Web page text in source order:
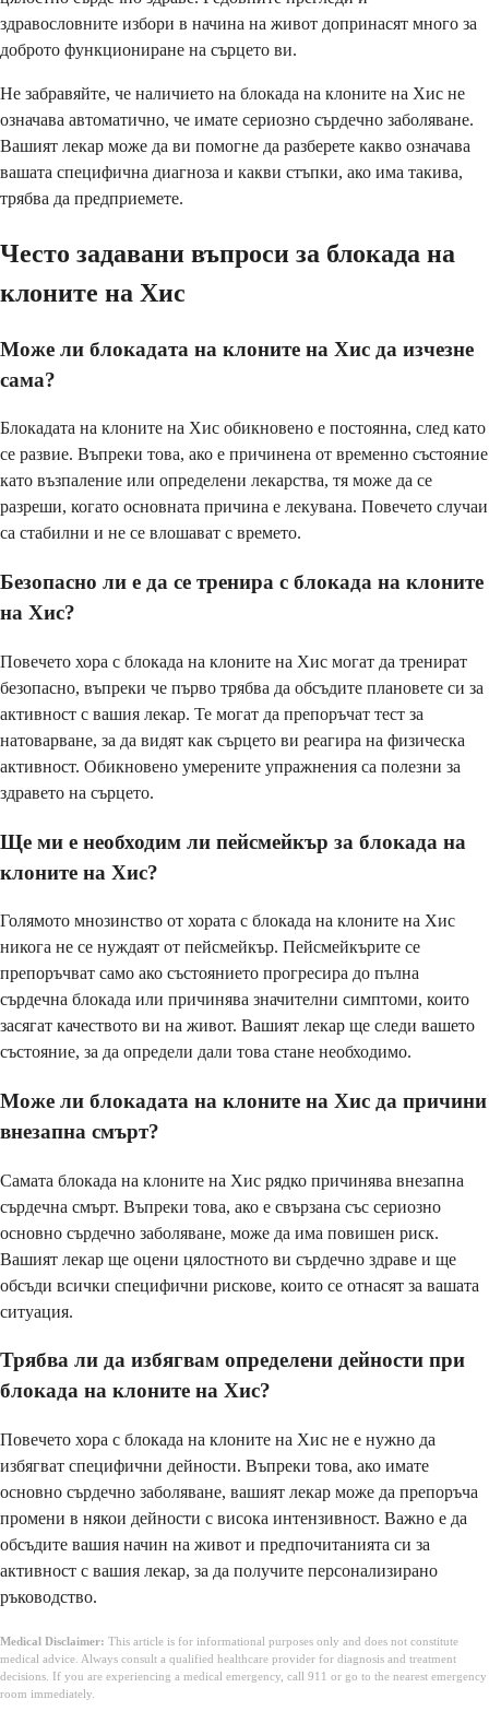
здравословните избори в начина на живот допринасят много за
доброто функциониране на сърцето ви.
Не забравяйте, че наличието на блокада на клоните на Хис не
означава автоматично, че имате сериозно сърдечно заболяване.
Вашият лекар може да ви помогне да разберете какво означава
вашата специфична диагноза и какви стъпки, ако има такива,
трябва да предприемете.
Често задавани въпроси за блокада на
клоните на Хис
Може ли блокадата на клоните на Хис да изчезне
сама?
Блокадата на клоните на Хис обикновено е постоянна, след като
се развие. Въпреки това, ако е причинена от временно състояние
като възпаление или определени лекарства, тя може да се
разреши, когато основната причина е лекувана. Повечето случаи
са стабилни и не се влошават с времето.
Безопасно ли е да се тренира с блокада на клоните
на Хис?
Повечето хора с блокада на клоните на Хис могат да тренират
безопасно, въпреки че първо трябва да обсъдите плановете си за
активност с вашия лекар. Те могат да препоръчат тест за
натоварване, за да видят как сърцето ви реагира на физическа
активност. Обикновено умерените упражнения са полезни за
здравето на сърцето.
Ще ми е необходим ли пейсмейкър за блокада на
клоните на Хис?
Голямото мнозинство от хората с блокада на клоните на Хис
никога не се нуждаят от пейсмейкър. Пейсмейкърите се
препоръчват само ако състоянието прогресира до пълна
сърдечна блокада или причинява значителни симптоми, които
засягат качеството ви на живот. Вашият лекар ще следи вашето
състояние, за да определи дали това стане необходимо.
Може ли блокадата на клоните на Хис да причини
внезапна смърт?
Самата блокада на клоните на Хис рядко причинява внезапна
сърдечна смърт. Въпреки това, ако е свързана със сериозно
основно сърдечно заболяване, може да има повишен риск.
Вашият лекар ще оцени цялостното ви сърдечно здраве и ще
обсъди всички специфични рискове, които се отнасят за вашата
ситуация.
Трябва ли да избягвам определени дейности при
блокада на клоните на Хис?
Повечето хора с блокада на клоните на Хис не е нужно да
избягват специфични дейности. Въпреки това, ако имате
основно сърдечно заболяване, вашият лекар може да препоръча
промени в някои дейности с висока интензивност. Важно е да
обсъдите вашия начин на живот и предпочитанията си за
активност с вашия лекар, за да получите персонализирано
ръководство.
Medical Disclaimer: This article is for informational purposes only and does not constitute
medical advice. Always consult a qualified healthcare provider for diagnosis and treatment
decisions. If you are experiencing a medical emergency, call 911 or go to the nearest emergency
room immediately.